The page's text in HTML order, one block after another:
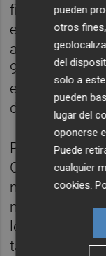
fiscal para
enmienda del
99% el
empresas
de euros.
Por
Ciudadanos
modificar la
mediante
lo proponga
tarde?".
pueden
otros
del
solo a
pueden
lugar del
oponerse
Puede
cualquier
cookies.